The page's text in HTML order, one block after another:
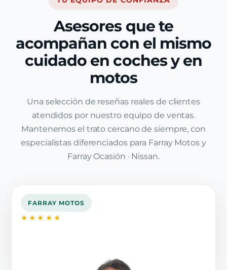
Asesores que te
acompañan con el mismo
cuidado en coches y en
motos
Una selección de reseñas reales de clientes
atendidos por nuestro equipo de ventas.
Mantenemos el trato cercano de siempre, con
especialistas diferenciados para Farray Motos y
Farray Ocasión · Nissan.
FARRAY MOTOS
★★★★★